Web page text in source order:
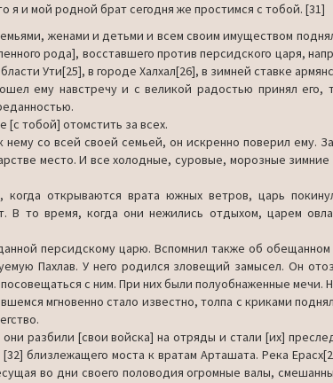
и мой родной брат сегодня же простимся с тобой. [31]
женами и детьми и всем своим имуществом
рода], восставшего против персидского царя,
Ути[25], в городе Халхал[26], в зимней ставке
ему навстречу и с великой радостью принял его,
то­бой] отомстить за всех.
со всей своей семьей, он искренно поверил ему.
место. И все холодные, суровые, морозные
открываются врата южных ветров, царь
В то вре­мя, когда они нежились отдыхом, царем
персидскому царю. Вспомнил также об
Пахлав. У него родился зловещий замысел. Он
с ним. При них были полуобнаженные мечи.
мгновенно стало известно, толпа с криками
разбили [свои войска] на отряды и стали [их]
близлежащего моста к вратам Арташата. Река
во дни своего половодия огромные валы,